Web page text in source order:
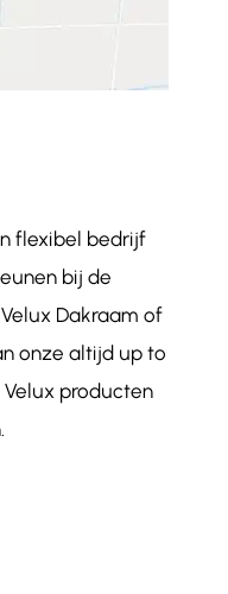
flexibel bedrijf
bij de
Dakraam of
onze altijd up to
producten